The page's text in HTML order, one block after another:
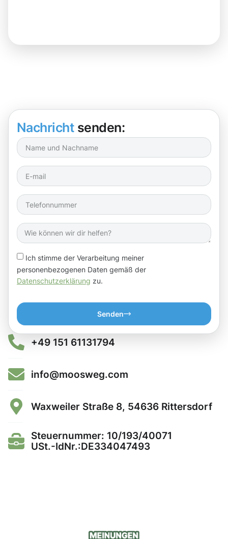
Nachricht senden:
Ich stimme der Verarbeitung meiner
personenbezogenen Daten gemäß der
Datenschutzerklärung zu.
Senden
+49 151 61131794
info@moosweg.com
Waxweiler Straße 8, 54636 Rittersdorf
Steuernummer: 10/193/40071
USt.-IdNr.:DE334047493